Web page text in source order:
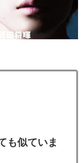
も似ていま